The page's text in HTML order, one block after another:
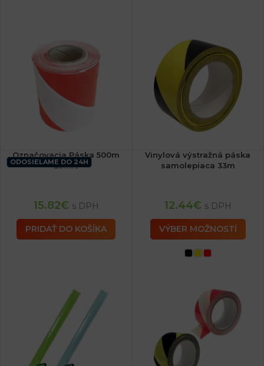
Označovacia Páska 500m
25mic
15.82€ s DPH
PRIDAŤ DO KOŠÍKA
Vinylová výstražná páska
samolepiaca 33m
12.44€ s DPH
VÝBER MOŽNOSTÍ
ODOSIELAME DO 24H